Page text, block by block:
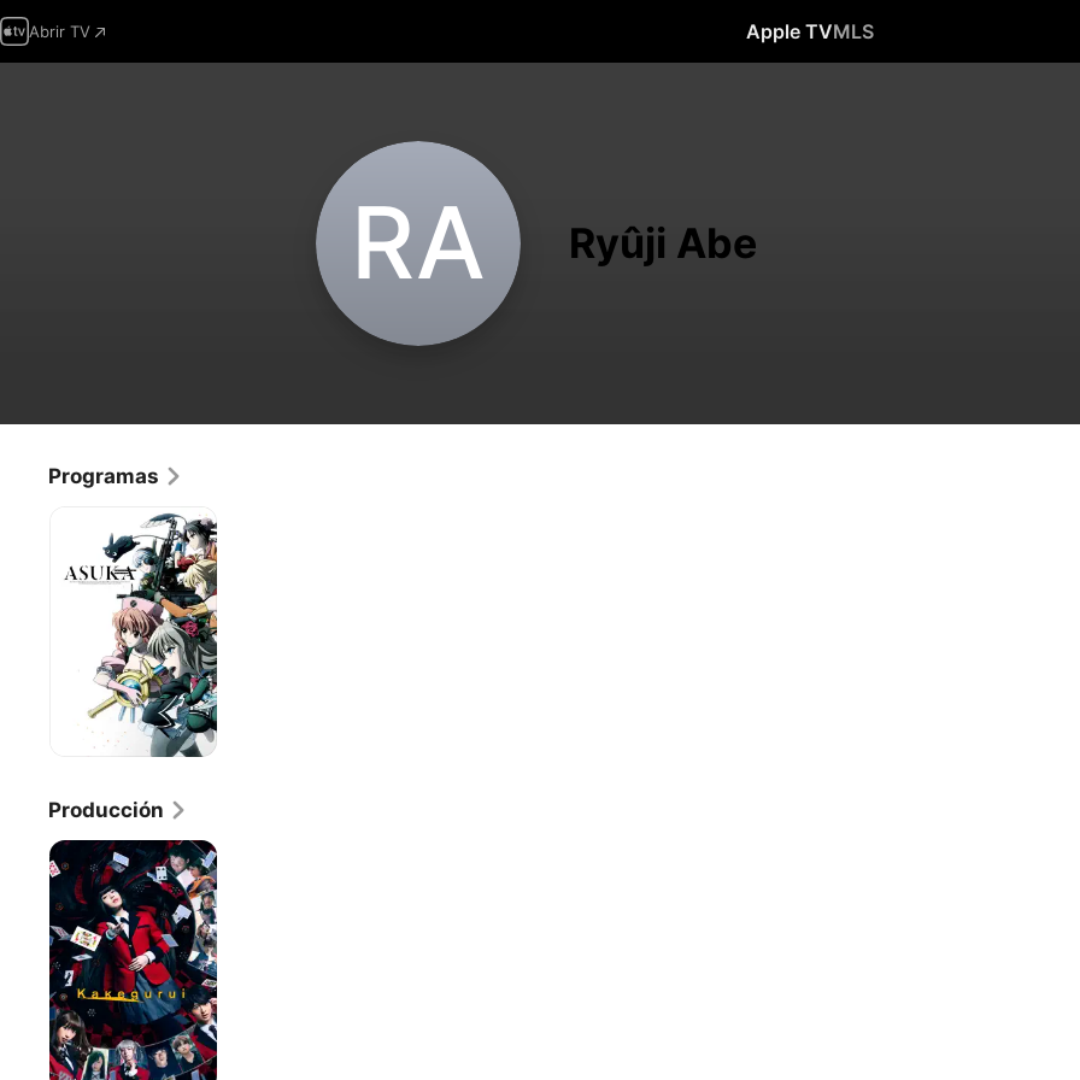
Abrir TV Apple TVMLS
R‌A Ryûji Abe
Programas
Ops
Producción
Kakegurui